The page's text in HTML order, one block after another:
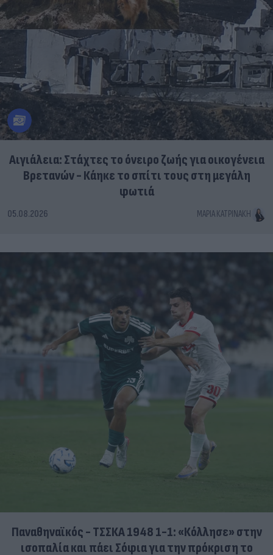
Αιγιάλεια: Στάχτες το όνειρο ζωής για οικογένεια
Βρετανών - Κάηκε το σπίτι τους στη μεγάλη
φωτιά
05.08.2026 ΜΑΡΊΑ ΚΑΤΡΙΝΆΚΗ
Παναθηναϊκός - ΤΣΣΚΑ 1948 1-1: «Κόλλησε» στην
ισοπαλία και πάει Σόφια για την πρόκριση το